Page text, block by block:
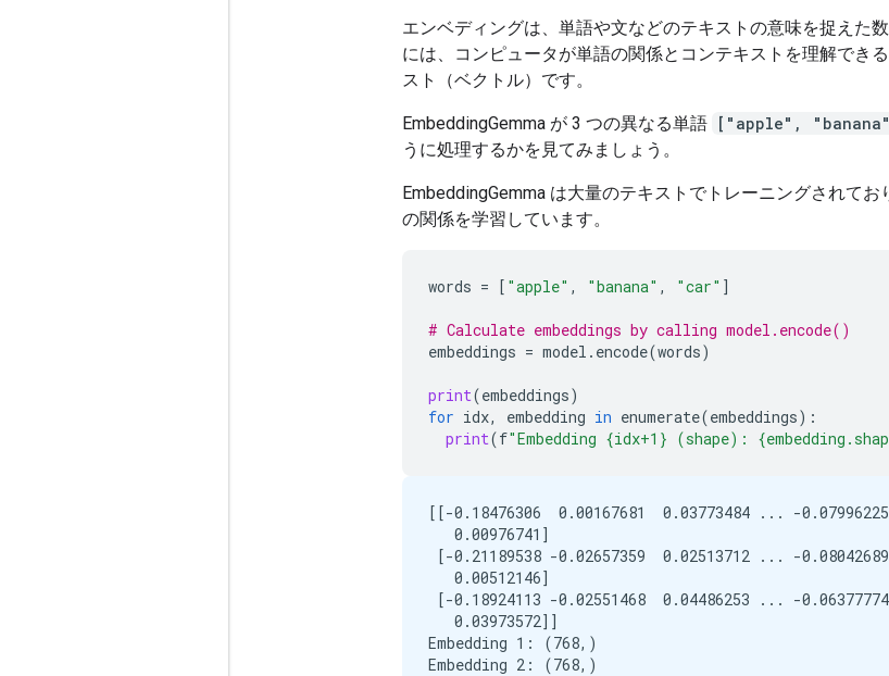
エンベディングは、単語や文などのテキストの意味を捉えた
には、コンピュータが単語の関係とコンテキストを理解でき
スト（ベクトル）です。
EmbeddingGemma が 3 つの異なる単語 ["apple",
うに処理するかを見てみましょう。
EmbeddingGemma は大量のテキストでトレーニングされてお
の関係を学習しています。
words = [ "apple" , "banana" , "car" ]
# Calculate embeddings by calling model.encode()
embeddings = model . encode(words)
print(embeddings)
for idx, embedding in enumerate(embeddings):
print(f"Embedding {idx+1} (shape):
[[-0.18476306  0.00167681  0.03773484 ... -
   0.00976741]
[-0.21189538 -0.02657359  0.02513712 ... -
   0.00512146]
[-0.18924113 -0.02551468  0.04486253 ... -
   0.03973572]]
Embedding 1: (768,)
Embedding 2: (768,)